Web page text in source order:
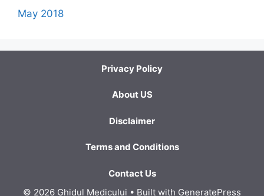
May 2018
Privacy Policy
About US
Disclaimer
Terms and Conditions
Contact Us
© 2026 Ghidul Medicului • Built with GeneratePress